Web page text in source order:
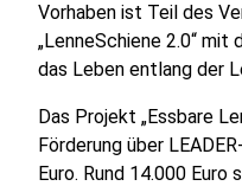
Vorhaben ist Teil des
„LenneSchiene 2.0“ mit
das Leben entlang der
Das Projekt „Essbare
Förderung über
Euro. Rund 14.000